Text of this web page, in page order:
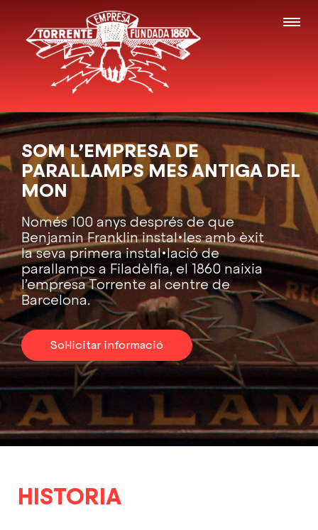
SOM L’EMPRESA DE
PARALLAMPS MES ANTIGA DEL
MON
Només 100 anys després de que
Benjamin Franklin instal•les amb èxit
la seva primera instal•lació de
parallamps a Filadèlfia, el 1860 naixia
l’empresa Torrente al centre de
Barcelona.
Sol·licitar informació
HISTORIA